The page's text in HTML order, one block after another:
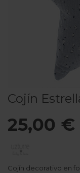
Cojín
25,00 €
Cojín decorativo en